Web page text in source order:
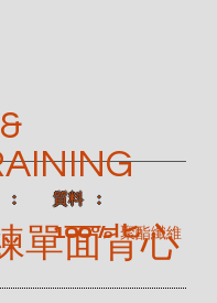
單面背心
​質料 ：
100% 聚酯纖維